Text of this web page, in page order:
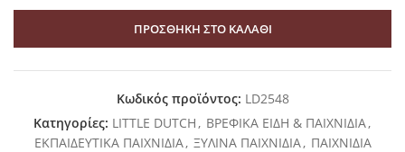
ΠΡΟΣΘΉΚΗ ΣΤΟ ΚΑΛΆΘΙ
Κωδικός προϊόντος: LD2548
Κατηγορίες: LITTLE DUTCH , ΒΡΕΦΙΚΑ ΕΙΔΗ & ΠΑΙΧΝΙΔΙΑ,
ΕΚΠΑΙΔΕΥΤΙΚΑ ΠΑΙΧΝΙΔΙΑ, ΞΥΛΙΝΑ ΠΑΙΧΝΙΔΙΑ, ΠΑΙΧΝΙΔΙΑ